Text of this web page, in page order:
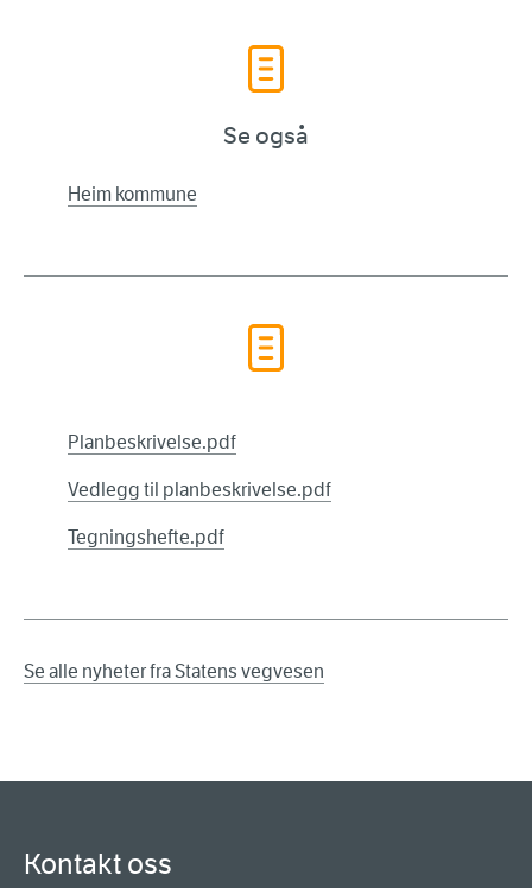
Se også
Heim kommune
Planbeskrivelse.pdf
Vedlegg til planbeskrivelse.pdf
Tegningshefte.pdf
Se alle nyheter fra Statens vegvesen
Kontakt oss